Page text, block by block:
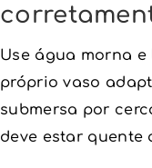
Use água morna
próprio vaso
submersa por
deve estar quente